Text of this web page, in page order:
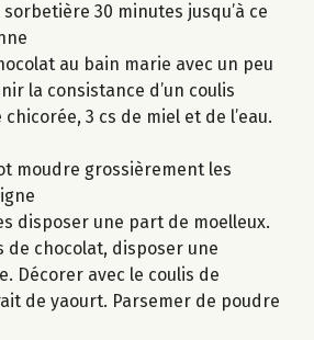
30 minutes jusqu’à ce
au bain marie avec un peu
la consistance d’un coulis
3 cs de miel et de l’eau.
moudre grossièrement les
disposer une part de moelleux.
de chocolat, disposer une
Décorer avec le coulis de
de yaourt. Parsemer de poudre